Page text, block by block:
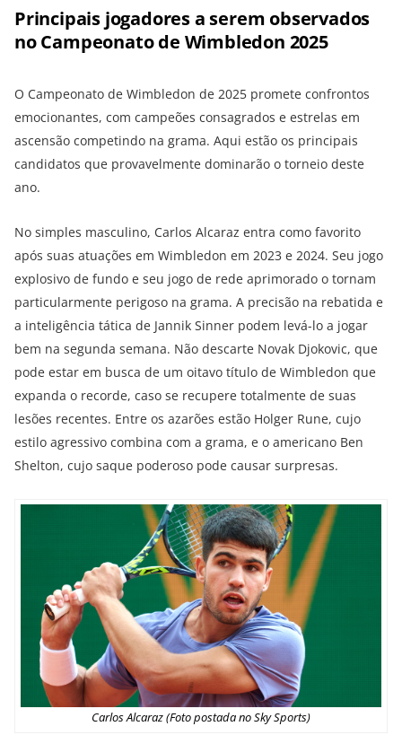
Principais jogadores a serem observados
no Campeonato de Wimbledon 2025
O Campeonato de Wimbledon de 2025 promete confrontos
emocionantes, com campeões consagrados e estrelas em
ascensão competindo na grama. Aqui estão os principais
candidatos que provavelmente dominarão o torneio deste
ano.
No simples masculino, Carlos Alcaraz entra como favorito
após suas atuações em Wimbledon em 2023 e 2024. Seu jogo
explosivo de fundo e seu jogo de rede aprimorado o tornam
particularmente perigoso na grama. A precisão na rebatida e
a inteligência tática de Jannik Sinner podem levá-lo a jogar
bem na segunda semana. Não descarte Novak Djokovic, que
pode estar em busca de um oitavo título de Wimbledon que
expanda o recorde, caso se recupere totalmente de suas
lesões recentes. Entre os azarões estão Holger Rune, cujo
estilo agressivo combina com a grama, e o americano Ben
Shelton, cujo saque poderoso pode causar surpresas.
Carlos Alcaraz (Foto postada no Sky Sports)